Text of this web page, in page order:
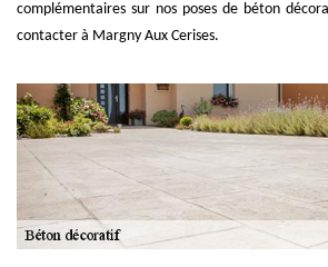
complémentaires sur nos poses de béton
contacter à Margny Aux Cerises.